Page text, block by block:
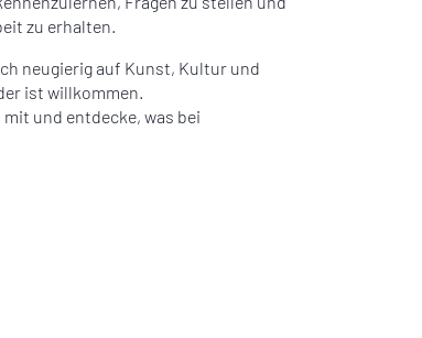
zu erhalten.
neugierig auf Kunst, Kultur und
ist willkommen.
und entdecke, was bei